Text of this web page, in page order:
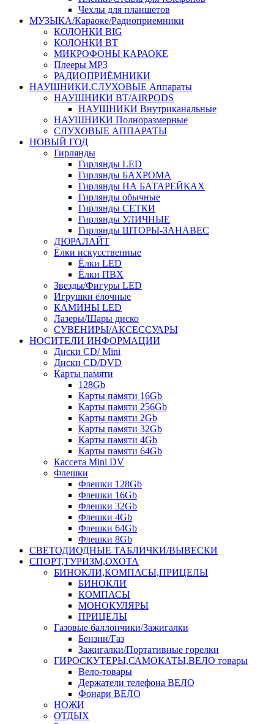
Чехлы для планшетов
МУЗЫКА/Караоке/Радиоприемники
КОЛОНКИ BIG
КОЛОНКИ BT
МИКРОФОНЫ КАРАОКЕ
Плееры MP3
РАДИОПРИЁМНИКИ
НАУШНИКИ,СЛУХОВЫЕ Аппараты
НАУШНИКИ BT/AIRPODS
НАУШНИКИ Внутриканальные
НАУШНИКИ Полноразмерные
СЛУХОВЫЕ АППАРАТЫ
НОВЫЙ ГОД
Гирлянды
Гирлянды LED
Гирлянды БАХРОМА
Гирлянды НА БАТАРЕЙКАХ
Гирлянды обычные
Гирлянды СЕТКИ
Гирлянды УЛИЧНЫЕ
Гирлянды ШТОРЫ-ЗАНАВЕС
ДЮРАЛАЙТ
Ёлки искусственные
Ёлки LED
Ёлки ПВХ
Звезды/Фигуры LED
Игрушки ёлочные
КАМИНЫ LED
Лазеры/Шары диско
СУВЕНИРЫ/АКСЕССУАРЫ
НОСИТЕЛИ ИНФОРМАЦИИ
Диски CD/ Mini
Диски CD/DVD
Карты памяти
128Gb
Карты памяти 16Gb
Карты памяти 256Gb
Карты памяти 2Gb
Карты памяти 32Gb
Карты памяти 4Gb
Карты памяти 64Gb
Кассета Mini DV
Флешки
Флешки 128Gb
Флешки 16Gb
Флешки 32Gb
Флешки 4Gb
Флешки 64Gb
Флешки 8Gb
СВЕТОДИОДНЫЕ ТАБЛИЧКИ/ВЫВЕСКИ
СПОРТ,ТУРИЗМ,ОХОТА
БИНОКЛИ,КОМПАСЫ,ПРИЦЕЛЫ
БИНОКЛИ
КОМПАСЫ
МОНОКУЛЯРЫ
ПРИЦЕЛЫ
Газовые баллончики/Зажигалки
Бензин/Газ
Зажигалки/Портативные горелки
ГИРОСКУТЕРЫ,САМОКАТЫ,ВЕЛО товары
Вело-товары
Держатели телефона ВЕЛО
Фонари ВЕЛО
НОЖИ
ОТДЫХ